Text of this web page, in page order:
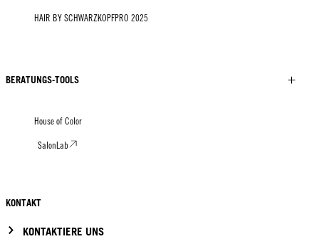
HAIR BY SCHWARZKOPFPRO 2025
BERATUNGS-TOOLS
House of Color
SalonLab
KONTAKT
KONTAKTIERE UNS